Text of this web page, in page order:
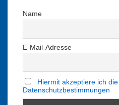
Name
E-Mail-Adresse
Hiermit akzeptiere ich die
Datenschutzbestimmungen